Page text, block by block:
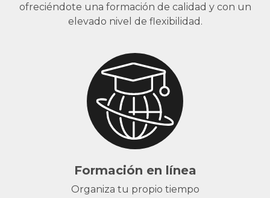
ofreciéndote una formación de calidad y con un
elevado nivel de flexibilidad.
Formación en línea
Organiza tu propio tiempo